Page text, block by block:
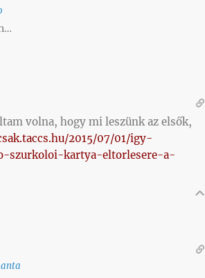
volna, hogy mi leszünk az elsők,
2015/07/01/igy-
szurkoloi-kartya-eltorlesere-a-